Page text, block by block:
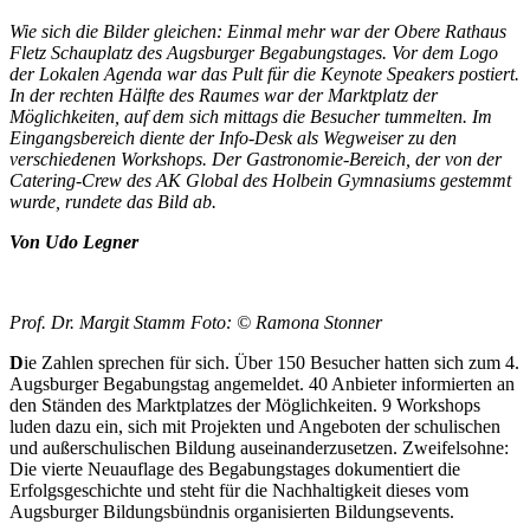
Wie sich die Bilder gleichen: Einmal mehr war der Obere Rathaus
Fletz Schauplatz des Augsburger Begabungstages. Vor dem Logo
der Lokalen Agenda war das Pult für die Keynote Speakers postiert.
In der rechten Hälfte des Raumes war der Marktplatz der
Möglichkeiten, auf dem sich mittags die Besucher tummelten. Im
Eingangsbereich diente der Info-Desk als Wegweiser zu den
verschiedenen Workshops. Der Gastronomie-Bereich, der von der
Catering-Crew des AK Global des Holbein Gymnasiums gestemmt
wurde, rundete das Bild ab.
Von Udo Legner
Prof. Dr. Margit Stamm Foto: © Ramona Stonner
Die Zahlen sprechen für sich. Über 150 Besucher hatten sich zum 4.
Augsburger Begabungstag angemeldet. 40 Anbieter informierten an
den Ständen des Marktplatzes der Möglichkeiten. 9 Workshops
luden dazu ein, sich mit Projekten und Angeboten der schulischen
und außerschulischen Bildung auseinanderzusetzen. Zweifelsohne:
Die vierte Neuauflage des Begabungstages dokumentiert die
Erfolgsgeschichte und steht für die Nachhaltigkeit dieses vom
Augsburger Bildungsbündnis organisierten Bildungsevents.